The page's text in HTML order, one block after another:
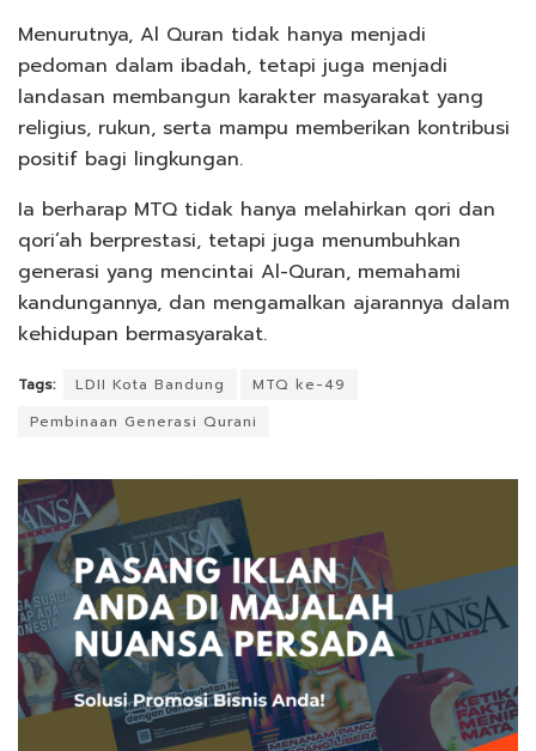
Menurutnya, Al Quran tidak hanya menjadi
pedoman dalam ibadah, tetapi juga menjadi
landasan membangun karakter masyarakat yang
religius, rukun, serta mampu memberikan kontribusi
positif bagi lingkungan.
Ia berharap MTQ tidak hanya melahirkan qori dan
qori’ah berprestasi, tetapi juga menumbuhkan
generasi yang mencintai Al-Quran, memahami
kandungannya, dan mengamalkan ajarannya dalam
kehidupan bermasyarakat.
Tags: LDII Kota Bandung
MTQ ke-49
Pembinaan Generasi Qurani